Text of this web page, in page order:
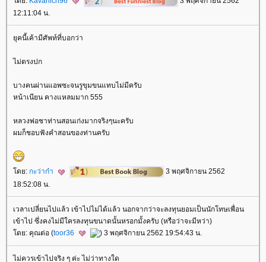
12:11:04 น.
ุคนี้เค้ามีศัพท์ที่บอกว่า
ไม่ตรงปก
บางคนผ่านแอพซะจนรูขุมขนแทบไม่มีครับ
หน้าเนียน คางแหลมมาก 555
หลวงพ่อชาท่านสอนเก่งมากจริงๆนะครับ
ผมก็ชอบฟังคำสอนของท่านครับ
ดย: กะว่าก๋า
3 พฤศจิกายน 2562
18:52:08 น.
เวลาเปลี่ยนไปแล้ว เข้าไปไม่ได้แล้ว นอกจากว่าจะลงทุนยอมเป็นนักโทษเพื่อน
เข้าไป ซึ่งคงไม่มีใครลงทุนขนาดนั้นหรอกมั้งครับ (หรือว่าจะมีหว่า)
ดย: คุณต่อ (toor36 ) 3 พฤศจิกายน 2562 19:54:43 น.
ไม่ควรเข้าไปจริง ๆ ค่ะ ไม่ว่าทางใด